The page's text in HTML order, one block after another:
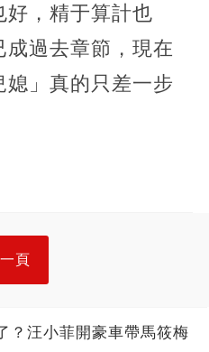
好，精于算計也
過去章節，現在
」真的只差一步
頁
？汪小菲開豪車帶馬筱梅